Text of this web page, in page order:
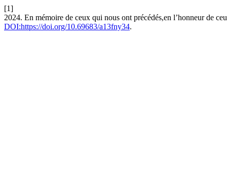
[1]
2024. En mémoire de ceux qui nous ont précédés,en l’honneur de
DOI:https://doi.org/10.69683/a13fny34.